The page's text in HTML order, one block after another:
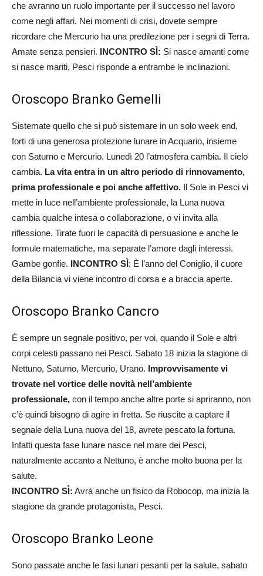
che avranno un ruolo importante per il successo nel lavoro
come negli affari. Nei momenti di crisi, dovete sempre
ricordare che Mercurio ha una predilezione per i segni di Terra.
Amate senza pensieri. INCONTRO SÌ: Si nasce amanti come
si nasce mariti, Pesci risponde a entrambe le inclinazioni.
Oroscopo Branko Gemelli
Sistemate quello che si può sistemare in un solo week end,
forti di una generosa protezione lunare in Acquario, insieme
con Saturno e Mercurio. Lunedì 20 l’atmosfera cambia. Il cielo
cambia. La vita entra in un altro periodo di rinnovamento,
prima professionale e poi anche affettivo. Il Sole in Pesci vi
mette in luce nell’ambiente professionale, la Luna nuova
cambia qualche intesa o collaborazione, o vi invita alla
riflessione. Tirate fuori le capacità di persuasione e anche le
formule matematiche, ma separate l’amore dagli interessi.
Gambe gonfie. INCONTRO SÌ: È l’anno del Coniglio, il cuore
della Bilancia vi viene incontro di corsa e a braccia aperte.
Oroscopo Branko Cancro
È sempre un segnale positivo, per voi, quando il Sole e altri
corpi celesti passano nei Pesci. Sabato 18 inizia la stagione di
Nettuno, Saturno, Mercurio, Urano. Improvvisamente vi
trovate nel vortice delle novità nell’ambiente
professionale, con il tempo anche altre porte si apriranno, non
c’è quindi bisogno di agire in fretta. Se riuscite a captare il
segnale della Luna nuova del 18, avrete pescato la fortuna.
Infatti questa fase lunare nasce nel mare dei Pesci,
naturalmente accanto a Nettuno, è anche molto buona per la
salute.
INCONTRO SÌ: Avrà anche un fisico da Robocop, ma inizia la
stagione da grande protagonista, Pesci.
Oroscopo Branko Leone
Sono passate anche le fasi lunari pesanti per la salute, sabato